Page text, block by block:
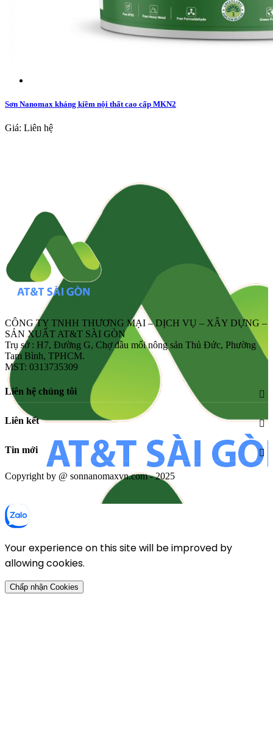
Sơn Nanomax kháng kiềm nội thất cao cấp MKN2
Giá: Liên hệ
CÔNG TY TNHH THƯƠNG MẠI – DỊCH VỤ – XÂY DỰNG –
SẢN XUẤT AT&T SÀI GÒN
Trụ sở : H7, Đường G, Chợ đầu mối nông sản Thủ Đức, Phường
Tam Bình, TPHCM.
MST: 0313735309
Liên hệ chúng tôi
Liên kết
Tin mới
Copyright by @ sonnanomaxvn.com - 2025
Your experience on this site will be improved by
allowing cookies.
Chấp nhận Cookies